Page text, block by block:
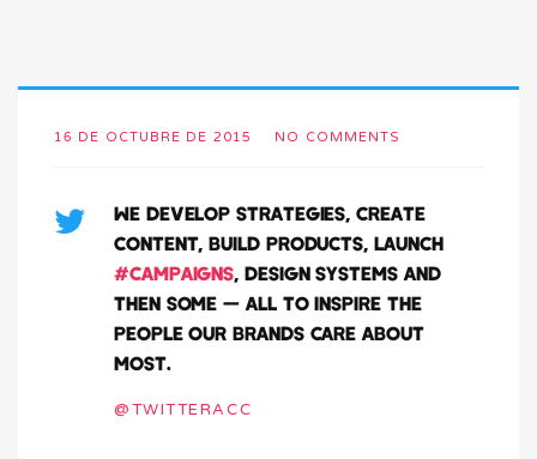
16 DE OCTUBRE DE 2015 NO COMMENTS
WE DEVELOP STRATEGIES, CREATE
CONTENT, BUILD PRODUCTS, LAUNCH
#CAMPAIGNS, DESIGN SYSTEMS AND
THEN SOME — ALL TO INSPIRE THE
PEOPLE OUR BRANDS CARE ABOUT
MOST.
@TWITTERACC